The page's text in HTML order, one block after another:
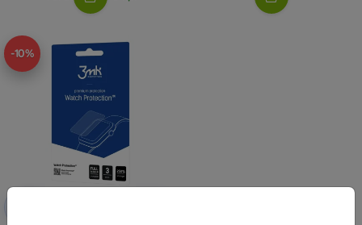
-10%